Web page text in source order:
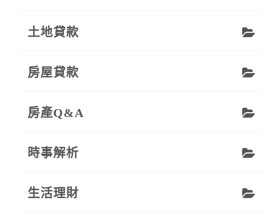
土地貸款
房屋貸款
房產Q&A
時事解析
生活理財